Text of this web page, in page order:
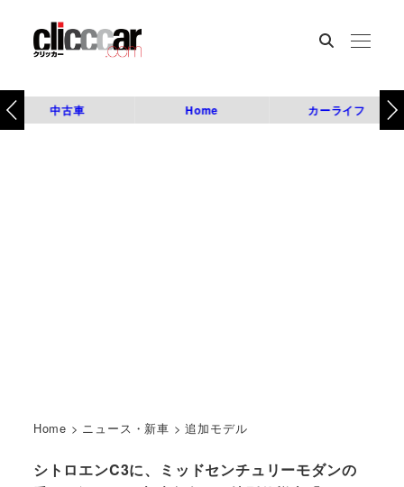
中古車 Home カーライフ
Home > ニュース・新車 >追加モデル
シトロエンC3に、ミッドセンチュリーモダンの